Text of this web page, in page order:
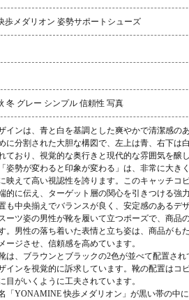
歩メダリオン 姿勢サポートシューズ
冬 グレー シンプル 信頼性 写真
インは、青と白を基調とした爽やかで清潔感の
に分割された大胆な構図で、左上は青、右下は
ており、視覚的な奥行きと現代的な雰囲気を醸
姿勢が変わると印象が変わる」は、非常に大き
映えて高い視認性を誇ります。このキャッチコ
的に伝え、ターゲット層の関心を引きつける強
も中央揃えでバランスが良く、安定感のあるデ
ーツ姿の男性が靴を履いて立つポーズで、商品
。男性の落ち着いた表情と立ち姿は、商品がも
ージさせ、信頼感を高めています。
は、ブラウンとブラックの2色が並べて配置さ
インを視覚的に訴求しています。靴の配置はコ
目がいくように工夫されています。
「YONAMINE 快歩メダリオン」が黒い帯の中